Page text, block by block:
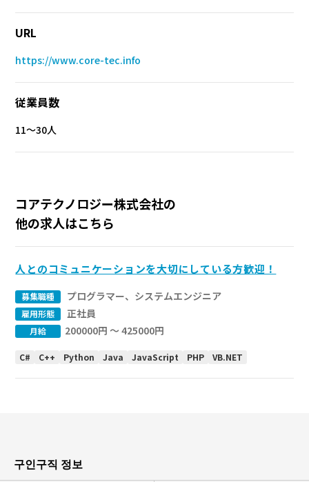
URL
https://www.core-tec.info
従業員数
11～30人
コアテクノロジー株式会社の
他の求人はこちら
人とのコミュニケーションを大切にしている方歓迎！
募集職種 プログラマー、システムエンジニア
雇用形態 正社員
月給 200000円 〜 425000円
C# C++ Python Java JavaScript PHP VB.NET
구인구직 정보